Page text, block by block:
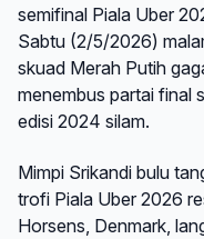
semifinal Piala Uber
Sabtu (2/5/2026)
skuad Merah Putih
menembus partai final
edisi 2024 silam.
Mimpi Srikandi bulu
trofi Piala Uber 2026
Horsens, Denmark,